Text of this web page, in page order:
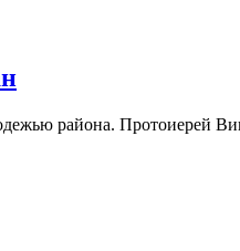
района. Протоиерей